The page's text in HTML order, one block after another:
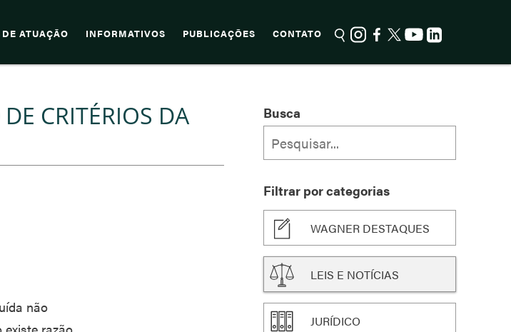
ATUAÇÃO INFORMATIVOS PUBLICAÇÕES CONTATO
CRITÉRIOS DA
não
Busca
Filtrar por categorias
WAGNER DESTAQUES
LEIS E NOTÍCIAS
JURÍDICO